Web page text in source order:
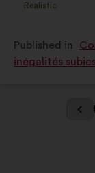
as:
Realistic
:times
Published in
inégalités